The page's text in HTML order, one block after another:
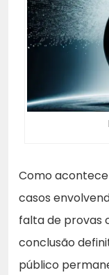
Como
casos
falta de provas
conclusão
público